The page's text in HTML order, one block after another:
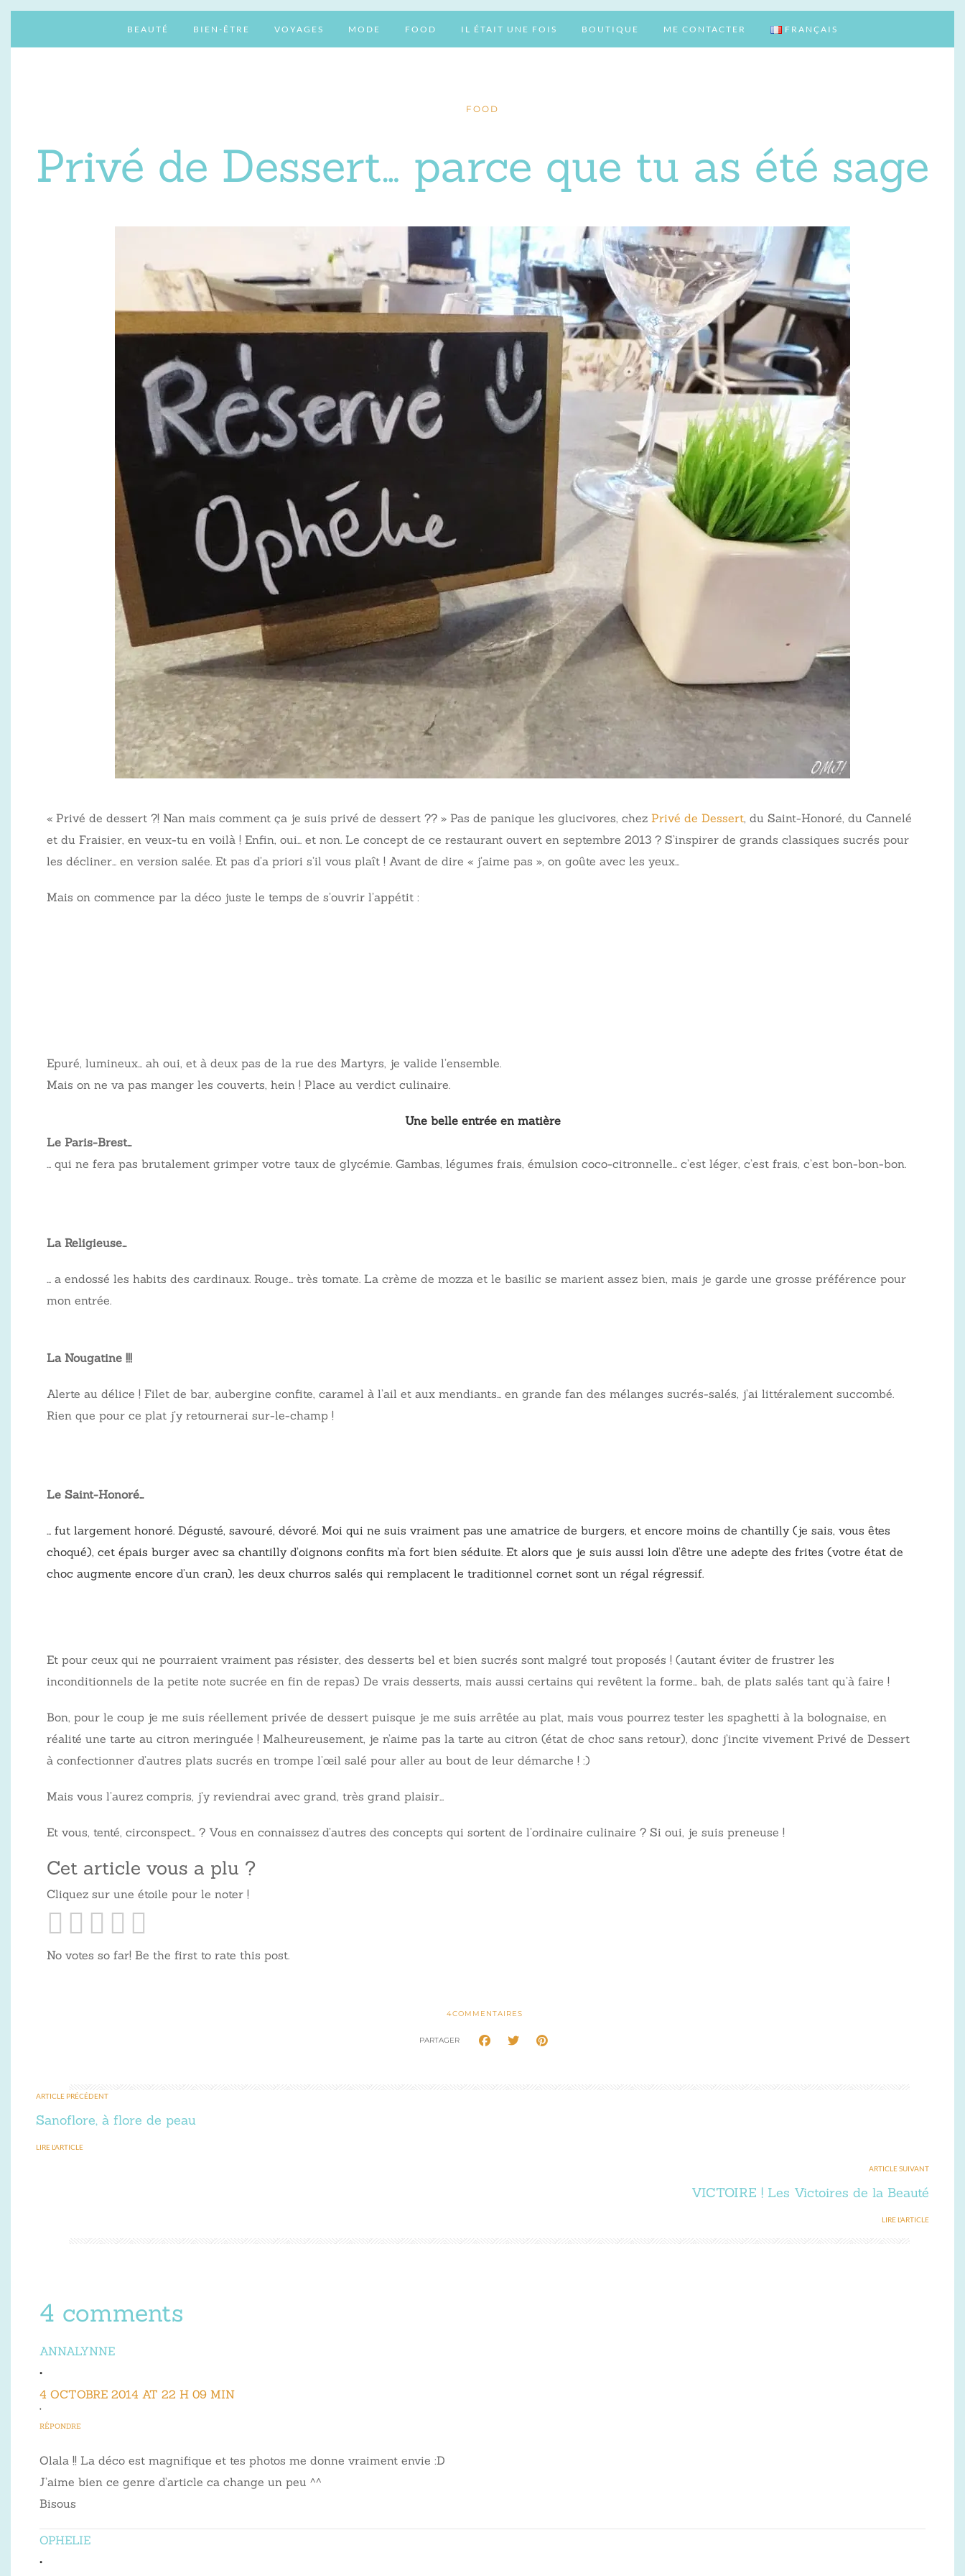
BEAUTÉ BIEN-ÊTRE VOYAGES MODE FOOD IL ÉTAIT UNE FOIS BOUTIQUE ME CONTACTER FRANÇAIS
FOOD
Privé de Dessert… parce que tu as été sage
« Privé de dessert ?! Nan mais comment ça je suis privé de dessert ?? » Pas de panique les glucivores, chez Privé de Dessert, du Saint-Honoré, du Cannelé
et du Fraisier, en veux-tu en voilà ! Enfin, oui… et non. Le concept de ce restaurant ouvert en septembre 2013 ? S’inspirer de grands classiques sucrés pour
les décliner… en version salée. Et pas d’a priori s’il vous plaît ! Avant de dire « j’aime pas », on goûte avec les yeux…
Mais on commence par la déco juste le temps de s’ouvrir l’appétit :
Epuré, lumineux… ah oui, et à deux pas de la rue des Martyrs, je valide l’ensemble.
Mais on ne va pas manger les couverts, hein ! Place au verdict culinaire.
Une belle entrée en matière
Le Paris-Brest…
… qui ne fera pas brutalement grimper votre taux de glycémie. Gambas, légumes frais, émulsion coco-citronnelle… c’est léger, c’est frais, c’est bon-bon-bon.
La Religieuse…
… a endossé les habits des cardinaux. Rouge… très tomate. La crème de mozza et le basilic se marient assez bien, mais je garde une grosse préférence pour
mon entrée.
La Nougatine !!!
Alerte au délice ! Filet de bar, aubergine confite, caramel à l’ail et aux mendiants… en grande fan des mélanges sucrés-salés, j’ai littéralement succombé.
Rien que pour ce plat j’y retournerai sur-le-champ !
Le Saint-Honoré…
… fut largement honoré. Dégusté, savouré, dévoré. Moi qui ne suis vraiment pas une amatrice de burgers, et encore moins de chantilly (je sais, vous êtes
choqué), cet épais burger avec sa chantilly d’oignons confits m’a fort bien séduite. Et alors que je suis aussi loin d’être une adepte des frites (votre état de
choc augmente encore d’un cran), les deux churros salés qui remplacent le traditionnel cornet sont un régal régressif.
Et pour ceux qui ne pourraient vraiment pas résister, des desserts bel et bien sucrés sont malgré tout proposés ! (autant éviter de frustrer les
inconditionnels de la petite note sucrée en fin de repas) De vrais desserts, mais aussi certains qui revêtent la forme… bah, de plats salés tant qu’à faire !
Bon, pour le coup je me suis réellement privée de dessert puisque je me suis arrêtée au plat, mais vous pourrez tester les spaghetti à la bolognaise, en
réalité une tarte au citron meringuée ! Malheureusement, je n’aime pas la tarte au citron (état de choc sans retour), donc j’incite vivement Privé de Dessert
à confectionner d’autres plats sucrés en trompe l’œil salé pour aller au bout de leur démarche ! :)
Mais vous l’aurez compris, j’y reviendrai avec grand, très grand plaisir…
Et vous, tenté, circonspect… ? Vous en connaissez d’autres des concepts qui sortent de l’ordinaire culinaire ? Si oui, je suis preneuse !
Cet article vous a plu ?
Cliquez sur une étoile pour le noter !
No votes so far! Be the first to rate this post.
4COMMENTAIRES
PARTAGER
ARTICLE PRÉCÉDENT
Sanoflore, à flore de peau
LIRE L'ARTICLE
ARTICLE SUIVANT
VICTOIRE ! Les Victoires de la Beauté
LIRE L'ARTICLE
4 comments
ANNALYNNE
•
4 OCTOBRE 2014 AT 22 H 09 MIN
•
RÉPONDRE
Olala !! La déco est magnifique et tes photos me donne vraiment envie :D
J’aime bien ce genre d’article ca change un peu ^^
Bisous
OPHELIE
•